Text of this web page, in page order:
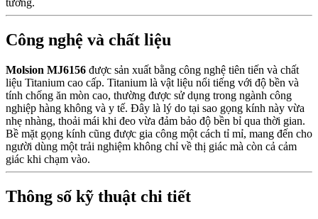
tưởng.
Công nghệ và chất liệu
Molsion MJ6156 được sản xuất bằng công nghệ tiên tiến và chất
liệu Titanium cao cấp. Titanium là vật liệu nổi tiếng với độ bền và
tính chống ăn mòn cao, thường được sử dụng trong ngành công
nghiệp hàng không và y tế. Đây là lý do tại sao gọng kính này vừa
nhẹ nhàng, thoải mái khi đeo vừa đảm bảo độ bền bỉ qua thời gian.
Bề mặt gọng kính cũng được gia công một cách tỉ mỉ, mang đến cho
người dùng một trải nghiệm không chỉ về thị giác mà còn cả cảm
giác khi chạm vào.
Thông số kỹ thuật chi tiết